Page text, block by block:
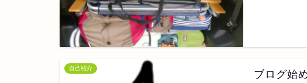
自己紹介
ブログ始